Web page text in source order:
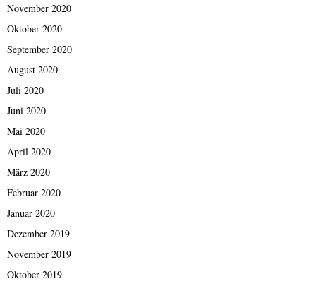
November 2020
Oktober 2020
September 2020
August 2020
Juli 2020
Juni 2020
Mai 2020
April 2020
März 2020
Februar 2020
Januar 2020
Dezember 2019
November 2019
Oktober 2019